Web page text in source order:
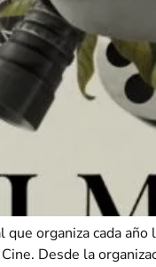
organiza cada
Desde la